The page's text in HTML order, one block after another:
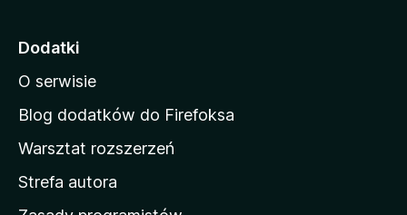
o
a
d
m
o
w
Dodatki
O serwisie
Blog dodatków do Firefoksa
Warsztat rozszerzeń
Strefa autora